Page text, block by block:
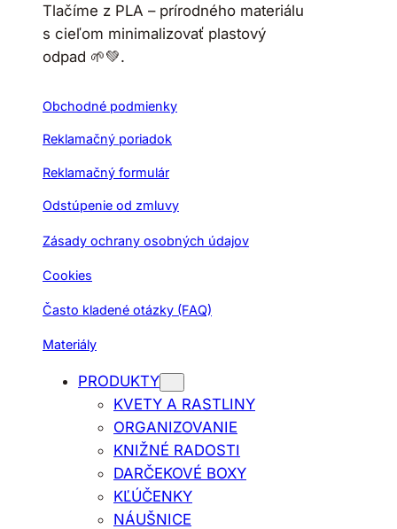
Tlačíme z PLA – prírodného materiálu
s cieľom minimalizovať plastový
odpad 🌱💚.
Obchodné podmienky
Reklamačný poriadok
Reklamačný formulár
Odstúpenie od zmluvy
Zásady ochrany osobných údajov
Cookies
Často kladené otázky (FAQ)
Materiály
PRODUKTY
KVETY A RASTLINY
ORGANIZOVANIE
KNIŽNÉ RADOSTI
DARČEKOVÉ BOXY
KĽÚČENKY
NÁUŠNICE